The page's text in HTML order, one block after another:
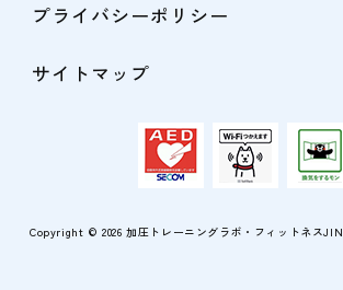
プライバシーポリシー
サイトマップ
Copyright © 2026加圧トレーニングラボ・フィットネスJIN